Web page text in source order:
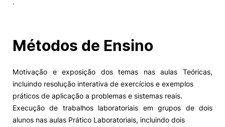
Projetos PRR
Magazine
Eventos
.
Métodos de Ensino
Motivação e exposição dos temas nas aulas Teóricas,
incluindo resolução interativa de exercícios e exemplos
práticos de aplicação a problemas e sistemas reais.
Execução de trabalhos laboratoriais em grupos de dois
alunos nas aulas Prático Laboratoriais, incluindo dois